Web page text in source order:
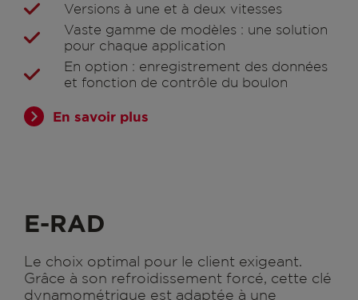
Versions à une et à deux vitesses
Vaste gamme de modèles : une solution
pour chaque application
En option : enregistrement des données
et fonction de contrôle du boulon
En savoir plus
E-RAD
Le choix optimal pour le client exigeant.
Grâce à son refroidissement forcé, cette clé
dynamométrique est adaptée à une